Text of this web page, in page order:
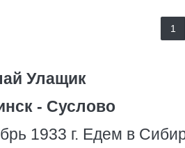
1
Улащик
- Суслово
1933 г. Едем в